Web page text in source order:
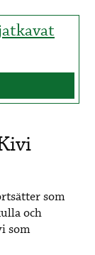
som
och
som